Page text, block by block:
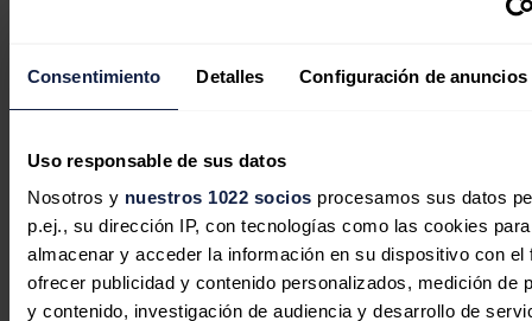
Consentimiento Detalles Configuración de anuncios
Uso responsable de sus datos
Nosotros y nuestros 1022 socios procesamos sus datos
p.ej., su dirección IP, con tecnologías como las cookies para
almacenar y acceder la información en su dispositivo con el
ofrecer publicidad y contenido personalizados, medición de
y contenido, investigación de audiencia y desarrollo de
incluya el diálogo entre sus respectivos ministros de Interior y de